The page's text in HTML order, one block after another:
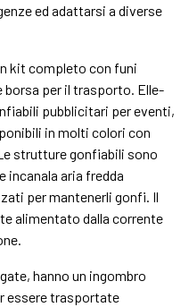
ed adattarsi a diverse
kit completo con funi
borsa per il trasporto. Elle-
pubblicitari per eventi,
in molti colori con
strutture gonfiabili sono
incanala aria fredda
per mantenerli gonfi. Il
alimentato dalla corrente
hanno un ingombro
essere trasportate